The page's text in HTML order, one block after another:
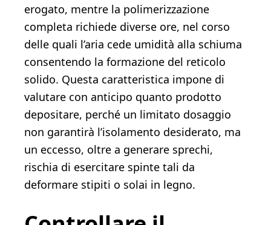
erogato, mentre la polimerizzazione
completa richiede diverse ore, nel corso
delle quali l’aria cede umidità alla schiuma
consentendo la formazione del reticolo
solido. Questa caratteristica impone di
valutare con anticipo quanto prodotto
depositare, perché un limitato dosaggio
non garantirà l’isolamento desiderato, ma
un eccesso, oltre a generare sprechi,
rischia di esercitare spinte tali da
deformare stipiti o solai in legno.